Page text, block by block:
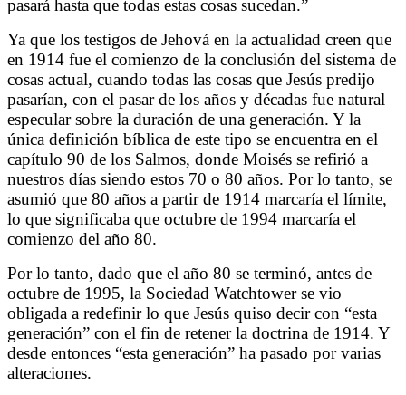
pasará hasta que todas estas cosas sucedan.”
Ya que los testigos de Jehová en la actualidad creen que
en 1914 fue el comienzo de la conclusión del sistema de
cosas actual, cuando todas las cosas que Jesús predijo
pasarían, con el pasar de los años y décadas fue natural
especular sobre la duración de una generación. Y la
única definición bíblica de este tipo se encuentra en el
capítulo 90 de los Salmos, donde Moisés se refirió a
nuestros días siendo estos 70 o 80 años. Por lo tanto, se
asumió que 80 años a partir de 1914 marcaría el límite,
lo que significaba que octubre de 1994 marcaría el
comienzo del año 80.
Por lo tanto, dado que el año 80 se terminó, antes de
octubre de 1995, la Sociedad Watchtower se vio
obligada a redefinir lo que Jesús quiso decir con “esta
generación” con el fin de retener la doctrina de 1914. Y
desde entonces “esta generación” ha pasado por varias
alteraciones.